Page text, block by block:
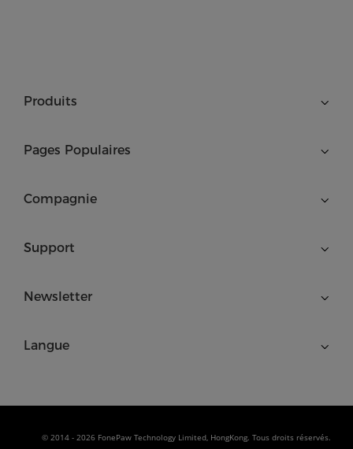
Produits
Pages Populaires
Compagnie
Support
Newsletter
Langue
© 2014 - 2026 FonePaw Technology Limited, HongKong. Tous droits réservés.